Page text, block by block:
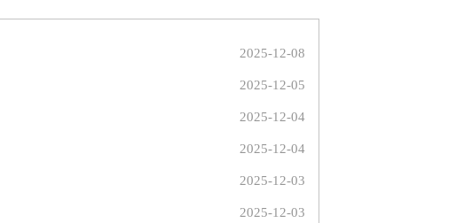
2025-12-08
2025-12-05
2025-12-04
2025-12-04
2025-12-03
2025-12-03